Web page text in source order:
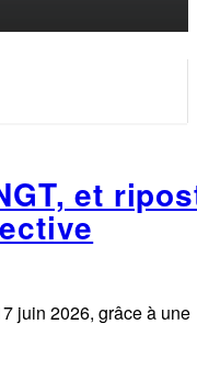
et
juin 2026, grâce à une